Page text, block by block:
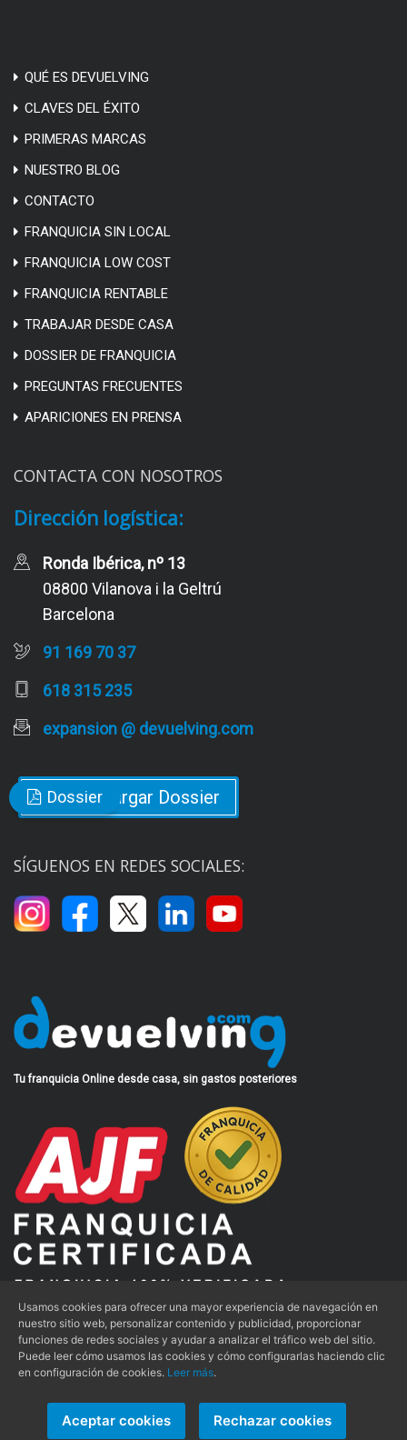
QUÉ ES DEVUELVING
CLAVES DEL ÉXITO
PRIMERAS MARCAS
NUESTRO BLOG
CONTACTO
FRANQUICIA SIN LOCAL
FRANQUICIA LOW COST
FRANQUICIA RENTABLE
TRABAJAR DESDE CASA
DOSSIER DE FRANQUICIA
PREGUNTAS FRECUENTES
APARICIONES EN PRENSA
CONTACTA CON NOSOTROS
Dirección logística:
Ronda Ibérica, nº 13
08800 Vilanova i la Geltrú
Barcelona
91 169 70 37
618 315 235
expansion @ devuelving.com
Descargar Dossier
SÍGUENOS EN REDES SOCIALES:
Tu franquicia Online desde casa, sin gastos posteriores
Aviso Legal | Condiciones de Uso | Política de Privacidad |
Política de Cookies
Dossier
Usamos cookies para ofrecer una mayor experiencia de navegación en
nuestro sitio web, personalizar contenido y publicidad, proporcionar
funciones de redes sociales y ayudar a analizar el tráfico web del sitio.
Puede leer cómo usamos las cookies y cómo configurarlas haciendo clic
en configuración de cookies. Leer más.
Aceptar cookies Rechazar cookies